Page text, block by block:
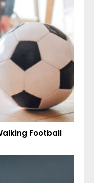
Football